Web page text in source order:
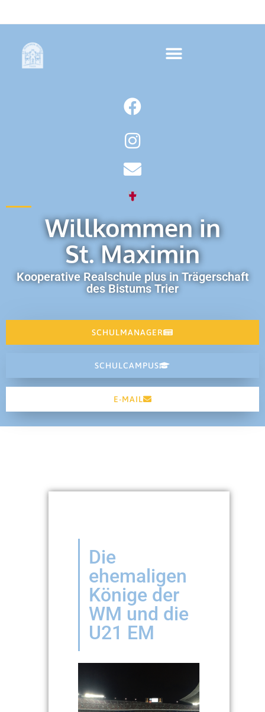
Willkommen in
St. Maximin
Kooperative Realschule plus in Trägerschaft
des Bistums Trier
SCHULMANAGER
SCHULCAMPUS
E-MAIL
Die
ehemaligen
Könige der
WM und die
U21 EM